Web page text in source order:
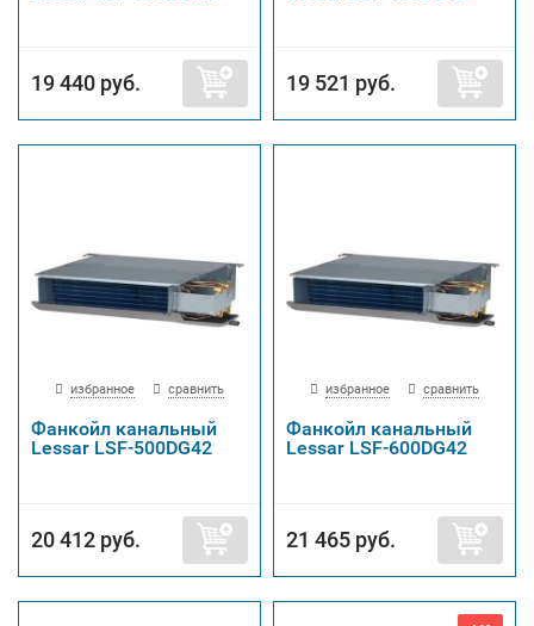
19 440 руб. 19 521 руб.
избранное сравнить
Фанкойл канальный
Lessar LSF-500DG42
20 412 руб.
избранное сравнить
Фанкойл канальный
Lessar LSF-600DG42
21 465 руб.